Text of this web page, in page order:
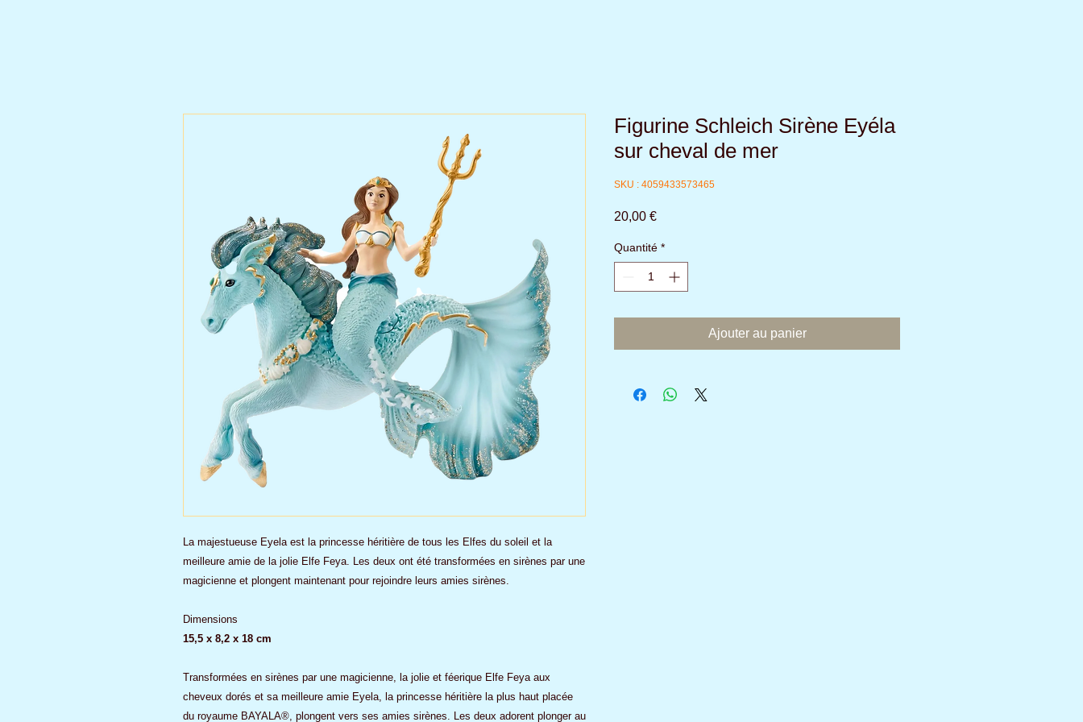
La majestueuse Eyela est la princesse héritière de tous les Elfes du soleil et la
meilleure amie de la jolie Elfe Feya. Les deux ont été transformées en sirènes par une
magicienne et plongent maintenant pour rejoindre leurs amies sirènes.
Dimensions
15,5 x 8,2 x 18 cm
Transformées en sirènes par une magicienne, la jolie et féerique Elfe Feya aux
cheveux dorés et sa meilleure amie Eyela, la princesse héritière la plus haut placée
du royaume BAYALA®, plongent vers ses amies sirènes. Les deux adorent plonger au
Figurine Schleich Sirène Eyéla
sur cheval de mer
SKU : 4059433573465
20,00 €Prix
Quantité *
Ajouter au panier